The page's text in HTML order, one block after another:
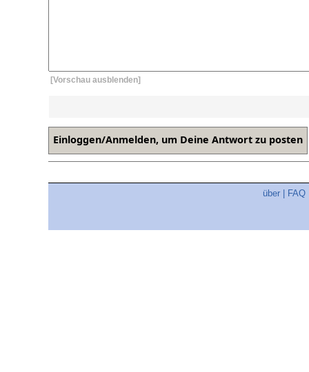
[Vorschau ausblenden]
über FAQ